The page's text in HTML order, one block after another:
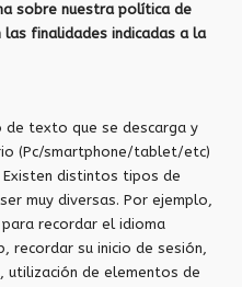
sobre nuestra política de
finalidades indicadas a la
de texto que se descarga y
(Pc/smartphone/tablet/etc)
Existen distintos tipos de
muy diversas. Por ejemplo,
recordar el idioma
recordar su inicio de sesión,
utilización de elementos de